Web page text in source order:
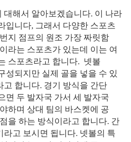
대해서 알아보겠습니다. 이 나라
입니다, 그래서 다양한 스포츠
지 점프의 원조 가장 짜릿함
라는 스포츠가 있는데 이는 여
스포츠라고 합니다. 넷볼
성되지만 실제 골을 넣을 수 있
고 합니다. 경기 방식을 간단
면 두 발자국 가서 세 발자국
하며 상대 팀의 바스켓에 공
을 하는 방식이라고 합니다. 간
라고 보시면 됩니다. 넷볼의 특